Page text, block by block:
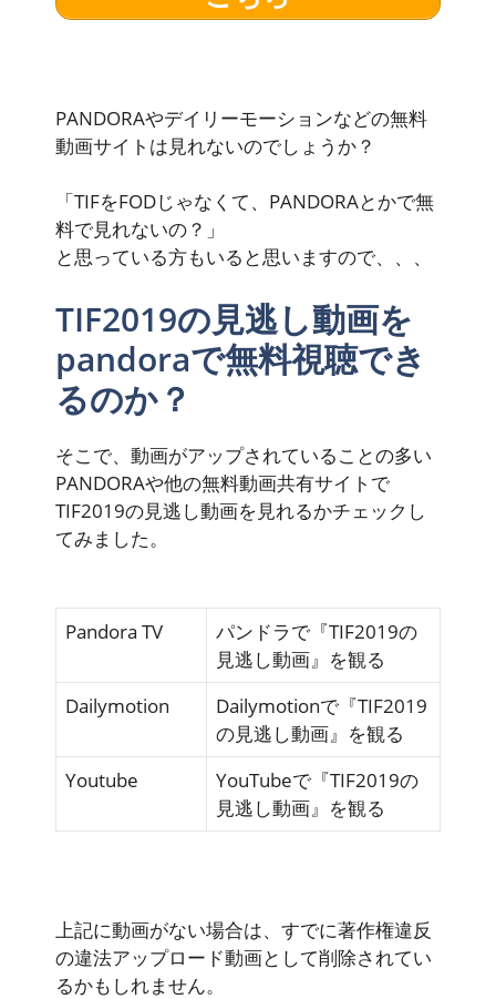
PANDORAやデイリーモーションなどの無料
動画サイトは見れないのでしょうか？
「TIFをFODじゃなくて、PANDORAとかで無
料で見れないの？」
と思っている方もいると思いますので、、、
TIF2019の見逃し動画を
pandoraで無料視聴でき
るのか？
そこで、動画がアップされていることの多い
PANDORAや他の無料動画共有サイトで
TIF2019の見逃し動画を見れるかチェックし
てみました。
Pandora TV
パンドラで『TIF2019の
見逃し動画』を観る
Dailymotion
Dailymotionで『TIF2019
の見逃し動画』を観る
Youtube
YouTubeで『TIF2019の
見逃し動画』を観る
上記に動画がない場合は、すでに著作権違反
の違法アップロード動画として削除されてい
るかもしれません。